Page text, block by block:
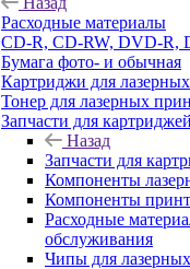
Расходные материалы
CD-R, CD-RW, DVD-R,
Бумага фото- и обычная
Картриджи для
Тонер для лазерных
Запчасти для
Назад
Запчасти для
Компоненты
Компоненты
Расходные
обслуживания
Чипы для